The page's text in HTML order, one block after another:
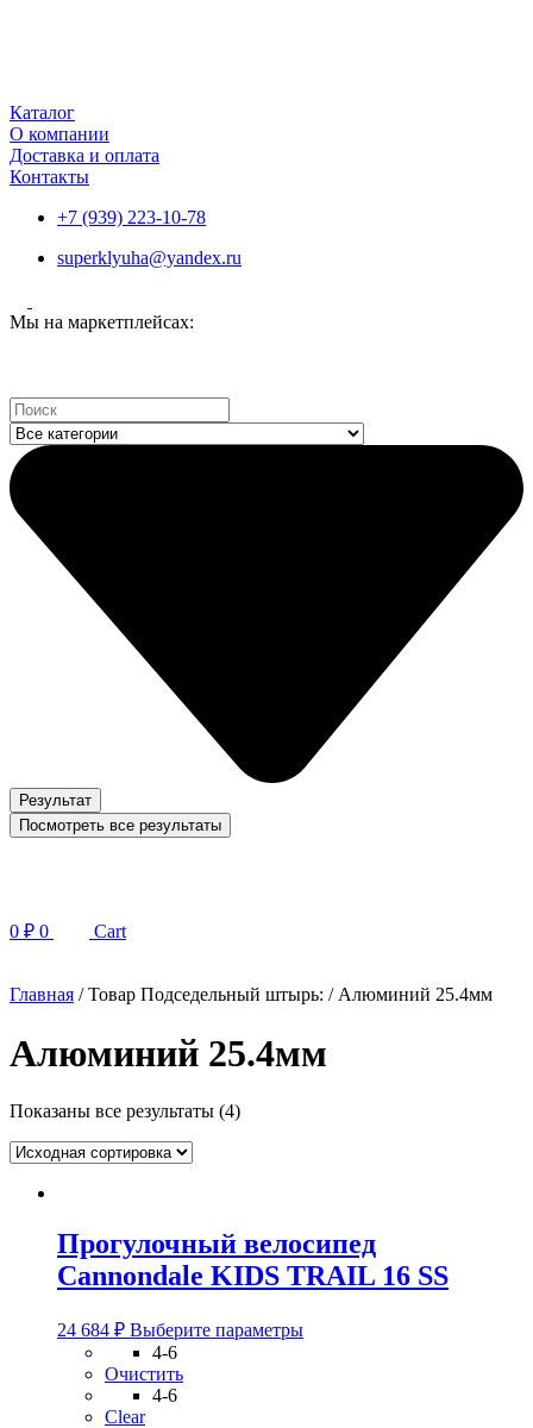
Каталог
О компании
Доставка и оплата
Контакты
+7 (939) 223-10-78
superklyuha@yandex.ru
Мы на маркетплейсах:
Search
...
Результат
Посмотреть все результаты
0 ₽ 0 Cart
Главная / Товар Подседельный штырь: / Алюминий 25.4мм
Алюминий 25.4мм
Показаны все результаты (4)
Прогулочный велосипед
Cannondale KIDS TRAIL 16 SS
24 684 ₽ Выберите параметрыЭтот
4-6
Очистить
4-6
Clear